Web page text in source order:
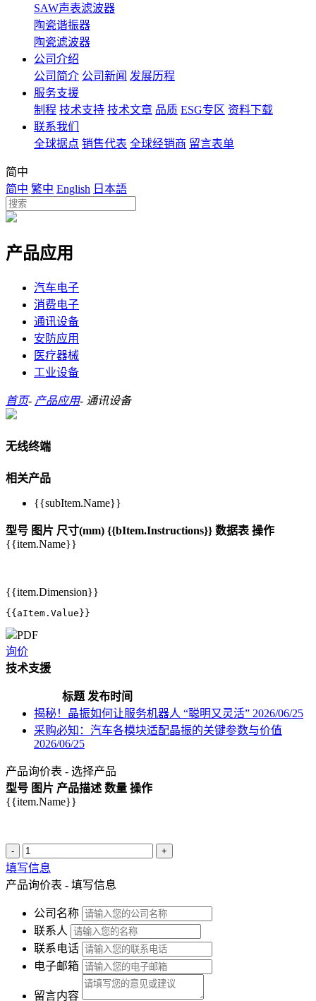
SAW声表滤波器
陶瓷谐振器
陶瓷滤波器
公司介绍
公司简介 公司新闻 发展历程
服务支援
制程 技术支持 技术文章 品质 ESG专区 资料下载
联系我们
全球据点 销售代表 全球经销商 留言表单
简中
简中 繁中 English 日本語
产品应用
汽车电子
消费电子
通讯设备
安防应用
医疗器械
工业设备
首页- 产品应用- 通讯设备
无线终端
相关产品
{{subItem.Name}}
型号 图片 尺寸(mm) {{bItem.Instructions}} 数据表 操作
{{item.Name}}
{{item.Dimension}}
{{aItem.Value}}
PDF
询价
技术支援
标题 发布时间
揭秘！晶振如何让服务机器人 “聪明又灵活” 2026/06/25
采购必知：汽车各模块适配晶振的关键参数与价值
2026/06/25
产品询价表 - 选择产品
型号 图片 产品描述 数量 操作
{{item.Name}}
- +
填写信息
产品询价表 - 填写信息
公司名称
联系人
联系电话
电子邮箱
留言内容